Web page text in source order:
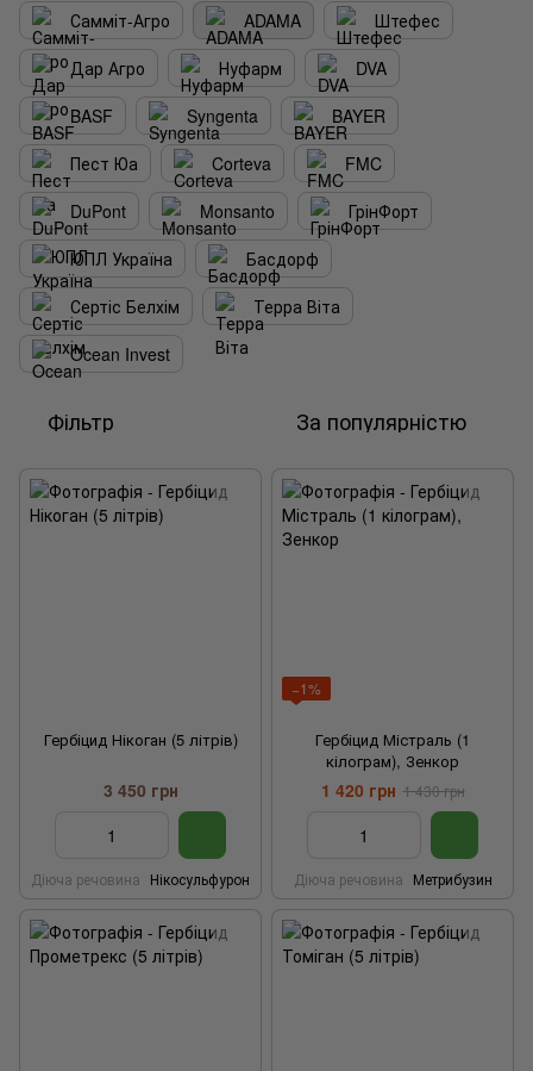
Самміт-Агро
ADAMA
Штефес
Дар Агро
Нуфарм
DVA
BASF
Syngenta
BAYER
Пест Юа
Corteva
FMC
DuPont
Monsanto
ГрінФорт
ЮПЛ Україна
Басдорф
Сертіс Белхім
Терра Віта
Ocean Invest
Фільтр За популярністю
Гербіцид Нікоган (5 літрів)
3 450 грн
Діюча речовина Нікосульфурон
−1%
Гербіцид Містраль (1
кілограм), Зенкор
1 420 грн 1 430 грн
Діюча речовина Метрибузин